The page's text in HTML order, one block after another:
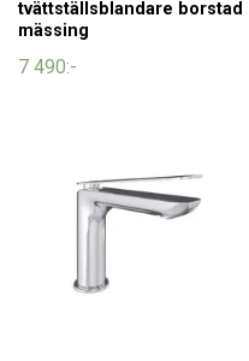
tvättställsblandare borstad
mässing
7 490:-